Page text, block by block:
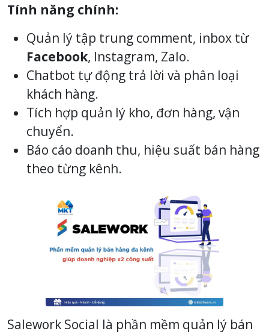
Tính năng chính:
Quản lý tập trung comment, inbox từ
Facebook, Instagram, Zalo.
Chatbot tự động trả lời và phân loại
khách hàng.
Tích hợp quản lý kho, đơn hàng, vận
chuyển.
Báo cáo doanh thu, hiệu suất bán hàng
theo từng kênh.
Salework Social là phần mềm quản lý bán